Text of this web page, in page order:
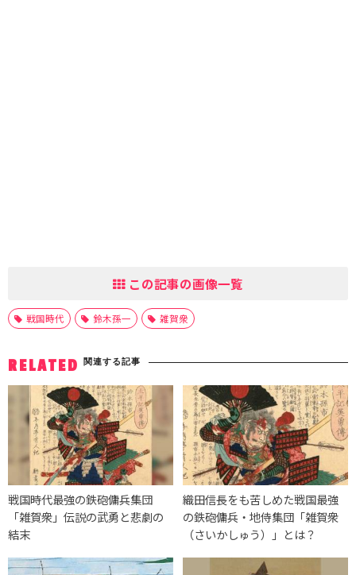
この記事の画像一覧
戦国時代 鈴木孫一 雑賀衆
RELATED 関連する記事
戦国時代最強の鉄砲傭兵集団
「雑賀衆」伝説の武勇と悲劇の
結末
織田信長をも苦しめた戦国最強
の鉄砲傭兵・地侍集団「雑賀衆
（さいかしゅう）」とは？